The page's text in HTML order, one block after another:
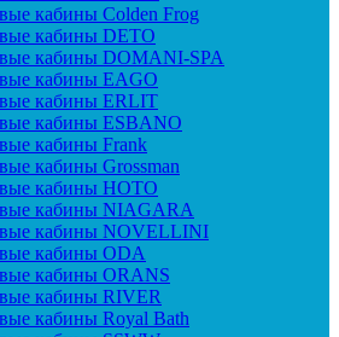
кабины Colden Frog
кабины DETO
кабины DOMANI-SPA
кабины EAGO
кабины ERLIT
кабины ESBANO
кабины Frank
кабины Grossman
кабины HOTO
кабины NIAGARA
кабины NOVELLINI
кабины ODA
кабины ORANS
кабины RIVER
кабины Royal Bath